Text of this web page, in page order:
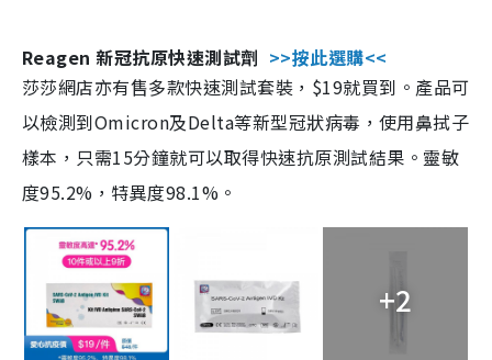
Reagen 新冠抗原快速測試劑 >>按此選購<<
莎莎網店亦有售多款快速測試套裝，$19就買到。產品可
以檢測到Omicron及Delta等新型冠狀病毒，使用鼻拭子
樣本，只需15分鐘就可以取得快速抗原測試結果。靈敏
度95.2%，特異度98.1%。
+2